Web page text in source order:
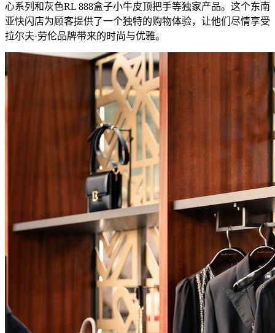
心系列和灰色RL 888盒子小牛皮顶把手等独家产品。这个东南
亚快闪店为顾客提供了一个独特的购物体验，让他们尽情享受
拉尔夫·劳伦品牌带来的时尚与优雅。